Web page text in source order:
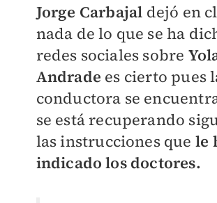
Jorge Carbajal dejó en
nada de lo que se ha
redes sociales sobre
Andrade es cierto pues
conductora se
se está recuperando
las instrucciones que le
indicado los doctores.